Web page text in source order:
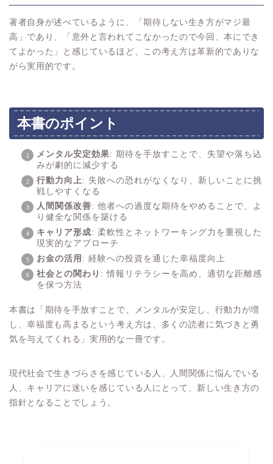
著者自身が述べているように、「期待しない生き方がマジ最
高」であり、「意外と言われてこなかったので今回、本にでき
てよかった」と感じているほど、この考え方は革新的でありな
がら実用的です。
本書のポイント
メンタル安定効果: 期待を手放すことで、失望や落ち込
みが劇的に減少する
行動力向上 : 失敗への恐れがなくなり、新しいことに挑
戦しやすくなる
人間関係改善: 他者への過度な期待をやめることで、よ
り健全な関係を築ける
キャリア形成: 柔軟性とネットワーキング力を重視した
現実的なアプローチ
お金の活用 : 経験への投資を通じた幸福度向上
社会との関わり : 情報リテラシーを高め、適切な距離感
を保つ方法
本書は「期待を手放すことで、メンタルが安定し、行動力が増
し、幸福度も高まるという考え方は、多くの読者に気づきと勇
気を与えてくれる」実用的な一冊です。
現代社会で生きづらさを感じている人、人間関係に悩んでいる
人、キャリアに迷いを感じている人にとって、新しい生き方の
指針となることでしょう。